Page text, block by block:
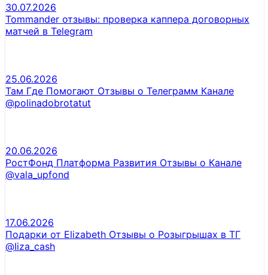
30.07.2026
Tommander отзывы: проверка каппера договорных
матчей в Telegram
25.06.2026
Там Где Помогают Отзывы о Телеграмм Канале
@polinadobrotatut
20.06.2026
РостФонд Платформа Развития Отзывы о Канале
@vala_upfond
17.06.2026
Подарки от Elizabeth Отзывы о Розыгрышах в ТГ
@Iiza_cash